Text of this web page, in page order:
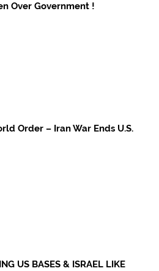
Over Government !
Order – Iran War Ends U.S.
US BASES & ISRAEL LIKE